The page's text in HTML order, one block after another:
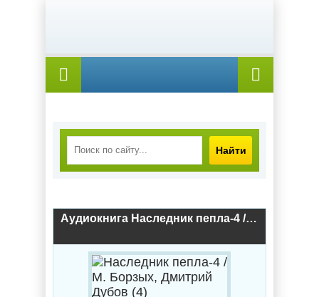
Найти
Аудиокнига Наследник пепла-4 / М. Борзых, Дмитрий Дубов (4)